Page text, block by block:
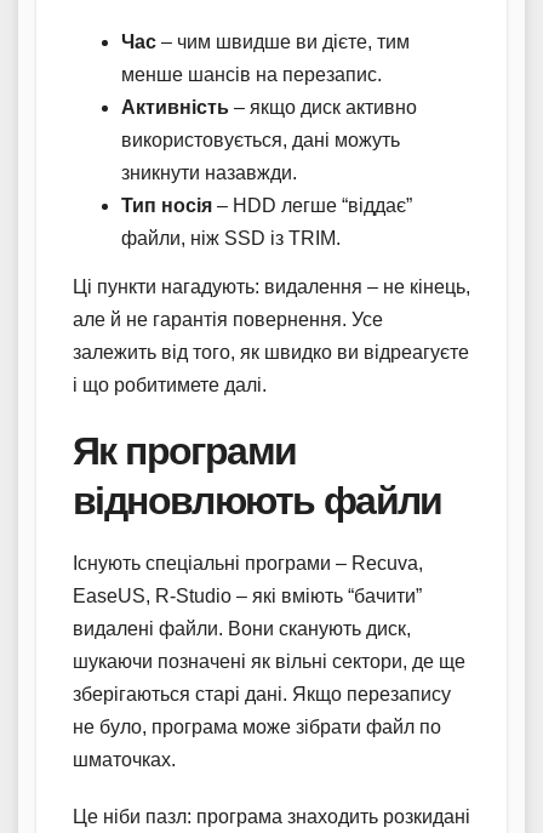
Час – чим швидше ви дієте, тим
менше шансів на перезапис.
Активність – якщо диск активно
використовується, дані можуть
зникнути назавжди.
Тип носія – HDD легше “віддає”
файли, ніж SSD із TRIM.
Ці пункти нагадують: видалення – не кінець,
але й не гарантія повернення. Усе
залежить від того, як швидко ви відреагуєте
і що робитимете далі.
Як програми
відновлюють файли
Існують спеціальні програми – Recuva,
EaseUS, R-Studio – які вміють “бачити”
видалені файли. Вони сканують диск,
шукаючи позначені як вільні сектори, де ще
зберігаються старі дані. Якщо перезапису
не було, програма може зібрати файл по
шматочках.
Це ніби пазл: програма знаходить розкидані